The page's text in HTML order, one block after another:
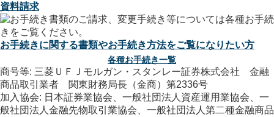
資料請求
お手続きに関する書類やお手続き方法をご覧になりたい方
各種お手続き一覧
商号等: 三菱ＵＦＪモルガン・スタンレー証券株式会社 金融
商品取引業者 関東財務局長（金商）第2336号
加入協会: 日本証券業協会、一般社団法人資産運用業協会、一
般社団法人金融先物取引業協会、一般社団法人第二種金融商品